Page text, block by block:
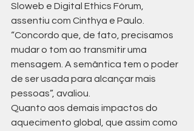
Sloweb e Digital Ethics Fórum,
assentiu com Cinthya e Paulo.
“Concordo que, de fato, precisamos
mudar o tom ao transmitir uma
mensagem. A semântica tem o poder
de ser usada para alcançar mais
pessoas”, avaliou.
Quanto aos demais impactos do
aquecimento global, que assim como